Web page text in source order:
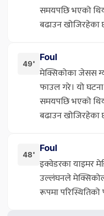
समयपछि भएको
बढाउन खोजिरहेका
49'
Foul
मेक्सिकोका जेसस
फाउल गरे। यो
समयपछि भएको
बढाउन खोजिरहेका
48'
Foul
इक्वेडरका याइमर
उल्लंघनले
रूपमा